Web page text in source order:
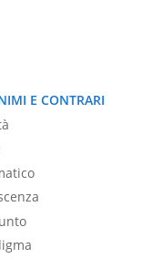
E CONTRARI